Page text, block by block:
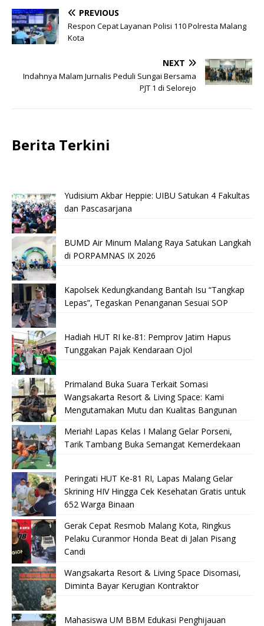
PREVIOUS
Respon Cepat Layanan Polisi 110 Polresta Malang
Kota
NEXT
Indahnya Malam Jurnalis Peduli Sungai Bersama
PJT 1 di Selorejo
Berita Terkini
Yudisium Akbar Heppie: UIBU Satukan 4 Fakultas
dan Pascasarjana
BUMD Air Minum Malang Raya Satukan Langkah
di PORPAMNAS IX 2026
Kapolsek Kedungkandang Bantah Isu “Tangkap
Lepas”, Tegaskan Penanganan Sesuai SOP
Hadiah HUT RI ke-81: Pemprov Jatim Hapus
Tunggakan Pajak Kendaraan Ojol
Primaland Buka Suara Terkait Somasi
Wangsakarta Resort & Living Space: Kami
Mengutamakan Mutu dan Kualitas Bangunan
Meriah! Lapas Kelas I Malang Gelar Porseni,
Tarik Tambang Buka Semangat Kemerdekaan
Peringati HUT Ke-81 RI, Lapas Malang Gelar
Skrining HIV Hingga Cek Kesehatan Gratis untuk
652 Warga Binaan
Gerak Cepat Resmob Malang Kota, Ringkus
Pelaku Curanmor Honda Beat di Jalan Pisang
Candi
Wangsakarta Resort & Living Space Disomasi,
Diminta Bayar Kerugian Kontraktor
Mahasiswa UM BBM Edukasi Penghijauan